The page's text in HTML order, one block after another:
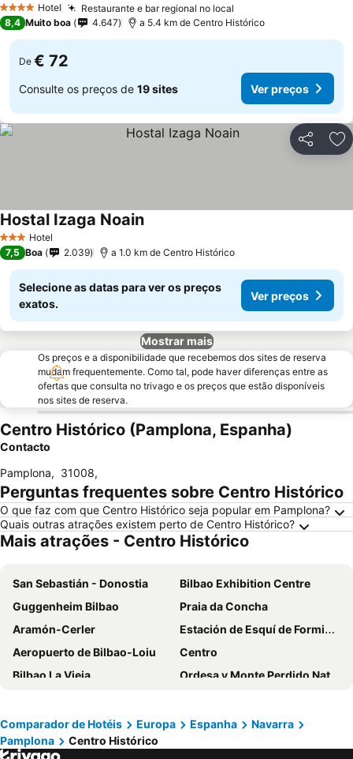
4 EstrelasHotel Restaurante e bar regional no local
8,4 Muito boa 4.647 a 5.4 km de Centro Histórico
De € 72
Consulte os preços de 19 sites Ver preços
Partilhar
3 EstrelasHotel
Hostal Izaga Noain
7,5 Boa 2.039 a 1.0 km de Centro Histórico
Selecione as datas para ver os preços
exatos.
Ver preços
Mostrar mais
Os preços e a disponibilidade que recebemos dos sites de reserva
mudam frequentemente. Como tal, pode haver diferenças entre as
ofertas que consulta no trivago e os preços que estão disponíveis
nos sites de reserva.
Centro Histórico (Pamplona, Espanha)
Contacto
Pamplona, 31008,
Perguntas frequentes sobre Centro Histórico
O que faz com que Centro Histórico seja popular em Pamplona?
Quais outras atrações existem perto de Centro Histórico?
Mais atrações - Centro Histórico
San Sebastián - Donostia
Bilbao Exhibition Centre
Guggenheim Bilbao
Praia da Concha
Aramón-Cerler
Estación de Esquí de Formigal
Aeropuerto de Bilbao-Loiu
Centro
Bilbao La Vieja
Ordesa y Monte Perdido National Park
Estación de Esquí de Astún
Praia de Sardinero
Metro de Bilbao
Comparador de Hotéis Europa Espanha
Navarra
Pamplona
Centro Histórico